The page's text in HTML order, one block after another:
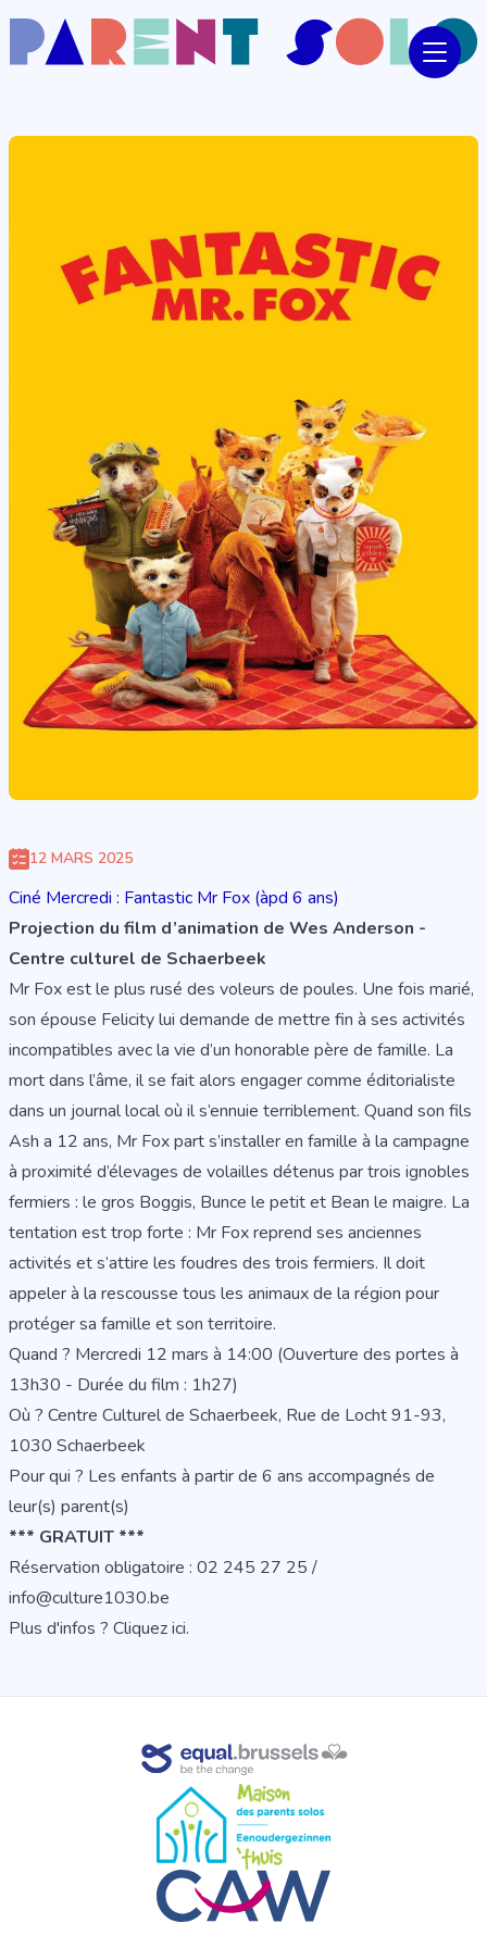
12 MARS 2025
Ciné Mercredi : Fantastic Mr Fox (àpd 6 ans)
Projection du film d’animation de Wes Anderson -
Centre culturel de Schaerbeek
Mr Fox est le plus rusé des voleurs de poules. Une fois marié,
son épouse Felicity lui demande de mettre fin à ses activités
incompatibles avec la vie d’un honorable père de famille. La
mort dans l’âme, il se fait alors engager comme éditorialiste
dans un journal local où il s’ennuie terriblement. Quand son fils
Ash a 12 ans, Mr Fox part s’installer en famille à la campagne
à proximité d’élevages de volailles détenus par trois ignobles
fermiers : le gros Boggis, Bunce le petit et Bean le maigre. La
tentation est trop forte : Mr Fox reprend ses anciennes
activités et s’attire les foudres des trois fermiers. Il doit
appeler à la rescousse tous les animaux de la région pour
protéger sa famille et son territoire.
Quand ? Mercredi 12 mars à 14:00 (Ouverture des portes à
13h30 - Durée du film : 1h27)
Où ? Centre Culturel de Schaerbeek, Rue de Locht 91-93,
1030 Schaerbeek
Pour qui ? Les enfants à partir de 6 ans accompagnés de
leur(s) parent(s)
*** GRATUIT ***
Réservation obligatoire : 02 245 27 25 /
info@culture1030.be
Plus d'infos ? Cliquez ici.